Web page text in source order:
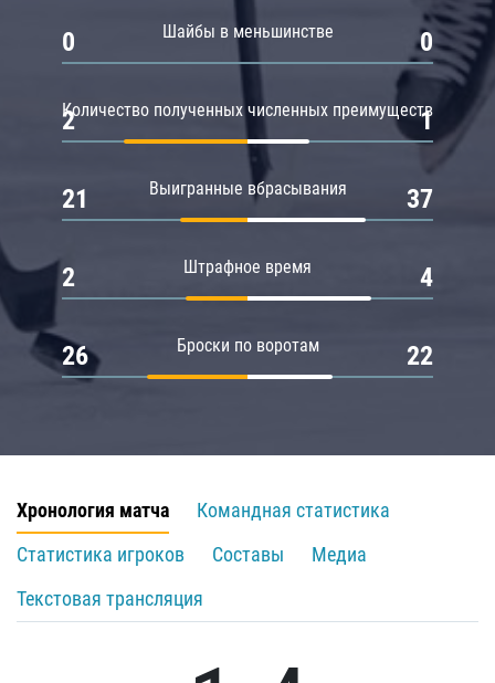
Шайбы в меньшинстве
0 0
Количество полученных численных преимуществ
2 1
Выигранные вбрасывания
21 37
Штрафное время
2 4
Броски по воротам
26 22
Хронология матча
Командная статистика
Статистика игроков
Составы
Медиа
Текстовая трансляция